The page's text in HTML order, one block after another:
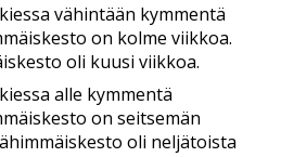
vähintään kymmentä
on kolme viikkoa.
oli kuusi viikkoa.
alle kymmentä
on seitsemän
oli neljätoista